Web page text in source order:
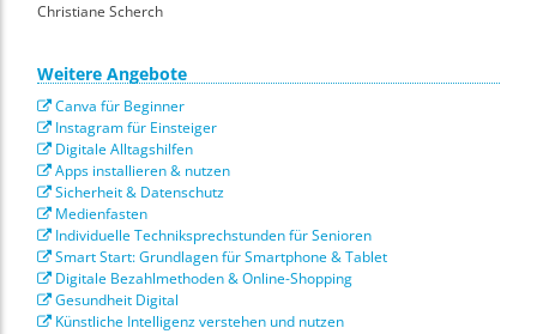
Christiane Scherch
Weitere Angebote
Canva für Beginner
Instagram für Einsteiger
Digitale Alltagshilfen
Apps installieren & nutzen
Sicherheit & Datenschutz
Medienfasten
Individuelle Techniksprechstunden für Senioren
Smart Start: Grundlagen für Smartphone & Tablet
Digitale Bezahlmethoden & Online-Shopping
Gesundheit Digital
Künstliche Intelligenz verstehen und nutzen